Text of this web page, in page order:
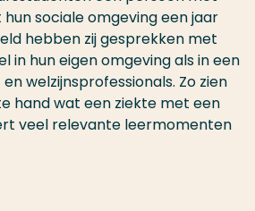
sociale omgeving een jaar
hebben zij gesprekken met
in hun eigen omgeving als in een
welzijnsprofessionals. Zo zien
hand wat een ziekte met een
veel relevante leermomenten